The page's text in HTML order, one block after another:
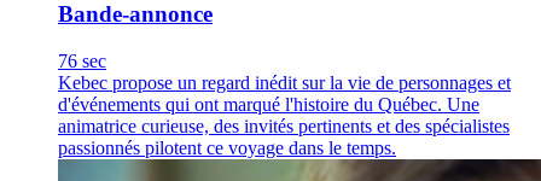
Bande-annonce
76 sec
Kebec propose un regard inédit sur la vie de personnages et
d'événements qui ont marqué l'histoire du Québec. Une
animatrice curieuse, des invités pertinents et des spécialistes
passionnés pilotent ce voyage dans le temps.